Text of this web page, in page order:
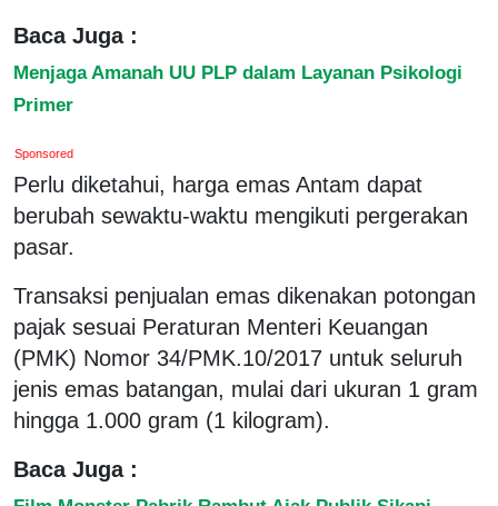
Baca Juga :
Menjaga Amanah UU PLP dalam Layanan Psikologi
Primer
Sponsored
Perlu diketahui, harga emas Antam dapat
berubah sewaktu-waktu mengikuti pergerakan
pasar.
Transaksi penjualan emas dikenakan potongan
pajak sesuai Peraturan Menteri Keuangan
(PMK) Nomor 34/PMK.10/2017 untuk seluruh
jenis emas batangan, mulai dari ukuran 1 gram
hingga 1.000 gram (1 kilogram).
Baca Juga :